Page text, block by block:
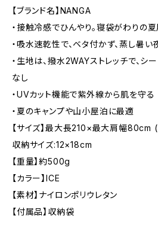
【ブランド名】NANGA
・接触冷感でひんやり。寝袋がわりの
・吸水速乾性で、ベタ付かず、蒸し暑
・生地は、撥水2WAYストレッチで、シ
なし
・UVカット機能で紫外線から肌を守る
・夏のキャンプや山小屋泊に最適
【サイズ】最大長210×最大肩幅80cm
収納サイズ:12×18cm
【重量】約500g
【カラー】ICE
【素材】ナイロンポリウレタン
【付属品】収納袋